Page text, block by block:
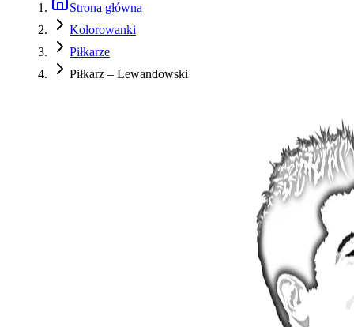
Strona główna
Kolorowanki
Piłkarze
Piłkarz – Lewandowski